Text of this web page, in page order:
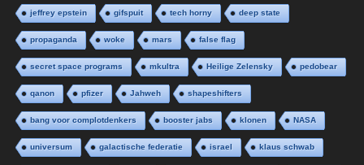
jeffrey epstein gifspuit tech horny deep state
propaganda woke mars false flag
secret space programs mkultra Heilige Zelensky pedobear
qanon pfizer Jahweh shapeshifters
bang voor complotdenkers booster jabs klonen NASA
universum galactische federatie israel klaus schwab